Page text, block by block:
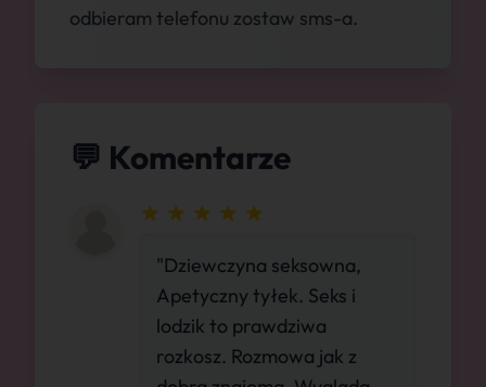
odbieram telefonu zostaw sms-a.
💬 Komentarze
"Dziewczyna seksowna,
Apetyczny tyłek. Seks i
lodzik to prawdziwa
rozkosz. Rozmowa jak z